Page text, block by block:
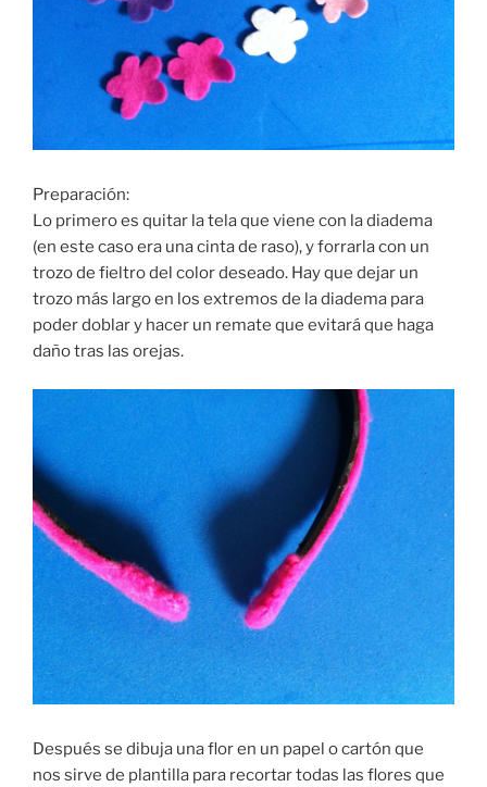
Preparación:
Lo primero es quitar la tela que viene con la diadema
(en este caso era una cinta de raso), y forrarla con un
trozo de fieltro del color deseado. Hay que dejar un
trozo más largo en los extremos de la diadema para
poder doblar y hacer un remate que evitará que haga
daño tras las orejas.
Después se dibuja una flor en un papel o cartón que
nos sirve de plantilla para recortar todas las flores que